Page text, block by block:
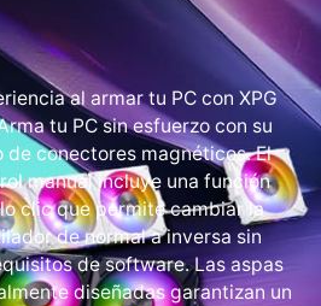
al armar tu PC con XPG
tu PC sin esfuerzo con su
de conectores magnéticos. El
manual incluye una función
clic que permite cambiar la
de normal a inversa sin
de software. Las aspas
diseñadas garantizan un